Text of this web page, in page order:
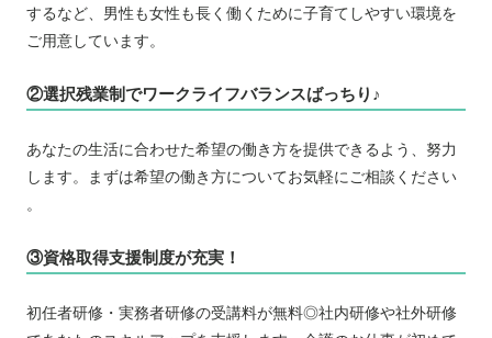
するなど、男性も女性も長く働くために子育てしやすい環境を
ご用意しています。
②選択残業制でワークライフバランスばっちり♪
あなたの生活に合わせた希望の働き方を提供できるよう、努力
します。まずは希望の働き方についてお気軽にご相談ください
。
③資格取得支援制度が充実！
初任者研修・実務者研修の受講料が無料◎社内研修や社外研修